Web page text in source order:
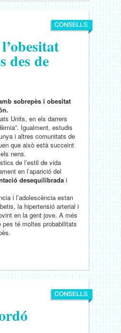
des de
sobrepès i obesitat
Units, en els darrers
Igualment, estudis
i altres comunitats de
que això està succeint
nens.
de l’estil de vida
en l’aparició del
desequilibrada i
i l’adolescència estan
la hipertensió arterial i
en la gent jove. A més
té moltes probabilitats